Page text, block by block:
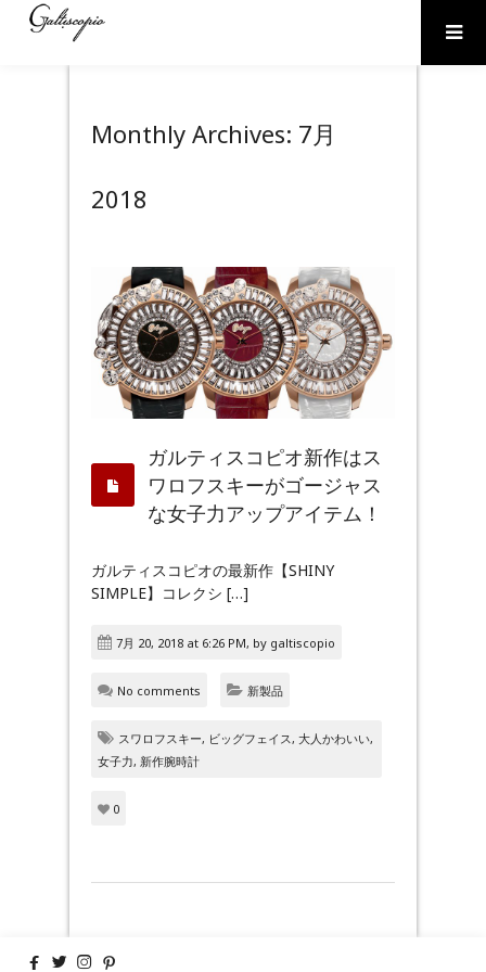
Monthly Archives: 7月
2018
ガルティスコピオ新作はス
ワロフスキーがゴージャス
な女子力アップアイテム！
ガルティスコピオの最新作【SHINY
SIMPLE】コレクシ […]
7月 20, 2018 at 6:26 PM, by galtiscopio
No comments 新製品
スワロフスキー, ビッグフェイス , 大人かわいい,
女子力, 新作腕時計
0
   